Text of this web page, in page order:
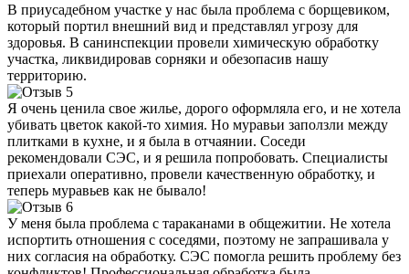
В приусадебном участке у нас была проблема с борщевиком,
который портил внешний вид и представлял угрозу для
здоровья. В санинспекции провели химическую обработку
участка, ликвидировав сорняки и обезопасив нашу
территорию.
Я очень ценила свое жилье, дорого оформляла его, и не хотела
убивать цветок какой-то химия. Но муравьи заползли между
плитками в кухне, и я была в отчаянии. Соседи
рекомендовали СЭС, и я решила попробовать. Специалисты
приехали оперативно, провели качественную обработку, и
теперь муравьев как не бывало!
У меня была проблема с тараканами в общежитии. Не хотела
испортить отношения с соседями, поэтому не запрашивала у
них согласия на обработку. СЭС помогла решить проблему без